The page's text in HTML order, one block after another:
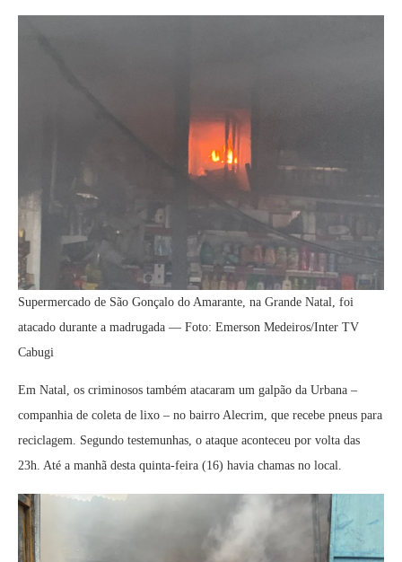
Supermercado de São Gonçalo do Amarante, na Grande Natal, foi
atacado durante a madrugada — Foto: Emerson Medeiros/Inter TV
Cabugi
Em Natal, os criminosos também atacaram um galpão da Urbana –
companhia de coleta de lixo – no bairro Alecrim, que recebe pneus para
reciclagem. Segundo testemunhas, o ataque aconteceu por volta das
23h. Até a manhã desta quinta-feira (16) havia chamas no local.